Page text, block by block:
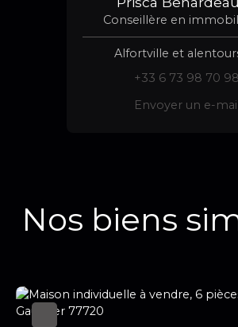
Conseillère en
Alfortville et
+33 6 73 98 70 98
Envoyer un e-mail
Nos biens